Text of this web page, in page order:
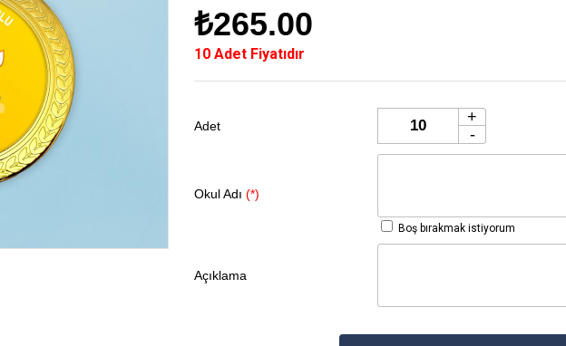
₺265.00
10 Adet Fiyatıdır
Adet
+
-
Okul Adı (*)
Boş bırakmak istiyorum
Açıklama